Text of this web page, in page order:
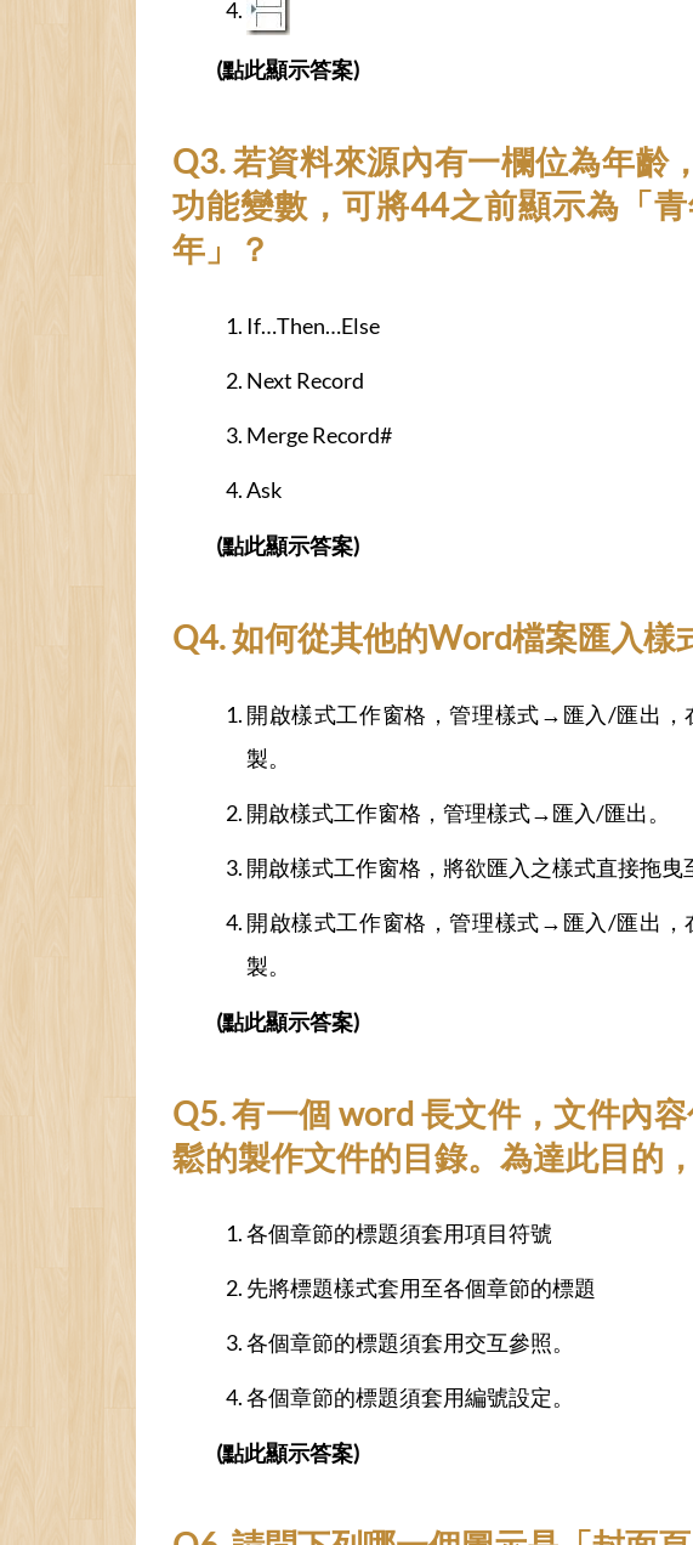
(點此顯示答案)
Q3. 若資料來源內有一欄位為年齡
功能變數，可將44之前顯示為「
年」？
If…Then…Else
Next Record
Merge Record#
Ask
(點此顯示答案)
Q4. 如何從其他的Word檔案匯入樣
開啟樣式工作窗格，管理樣式→匯入/匯出
製。
開啟樣式工作窗格，管理樣式→匯入/匯出。
開啟樣式工作窗格，將欲匯入之樣式直接拖曳
開啟樣式工作窗格，管理樣式→匯入/匯出
製。
(點此顯示答案)
Q5. 有一個 word 長文件，文件內
鬆的製作文件的目錄。為達此目的
各個章節的標題須套用項目符號
先將標題樣式套用至各個章節的標題
各個章節的標題須套用交互參照。
各個章節的標題須套用編號設定。
(點此顯示答案)